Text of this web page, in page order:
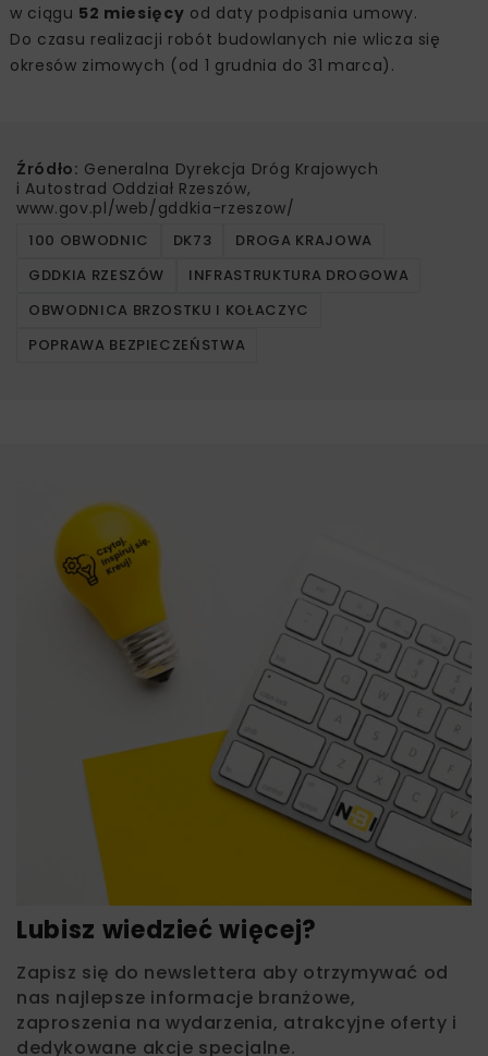
w ciągu 52 miesięcy od daty podpisania umowy.
Do czasu realizacji robót budowlanych nie wlicza się
okresów zimowych (od 1 grudnia do 31 marca).
Źródło: Generalna Dyrekcja Dróg Krajowych
i Autostrad Oddział Rzeszów,
www.gov.pl/web/gddkia-rzeszow/
100 OBWODNIC DK73
DROGA KRAJOWA
GDDKIA RZESZÓW
INFRASTRUKTURA DROGOWA
OBWODNICA BRZOSTKU I KOŁACZYC
POPRAWA BEZPIECZEŃSTWA
Lubisz wiedzieć więcej?
Zapisz się do newslettera aby otrzymywać od
nas najlepsze informacje branżowe,
zaproszenia na wydarzenia, atrakcyjne oferty i
dedykowane akcje specjalne.